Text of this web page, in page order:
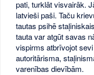
pati, turklāt visvairāk.
latvieši paši. Taču
tautas psihē
tauta var atgūt savas
vispirms atbrīvojot
autoritārisma,
varenības dievībām.